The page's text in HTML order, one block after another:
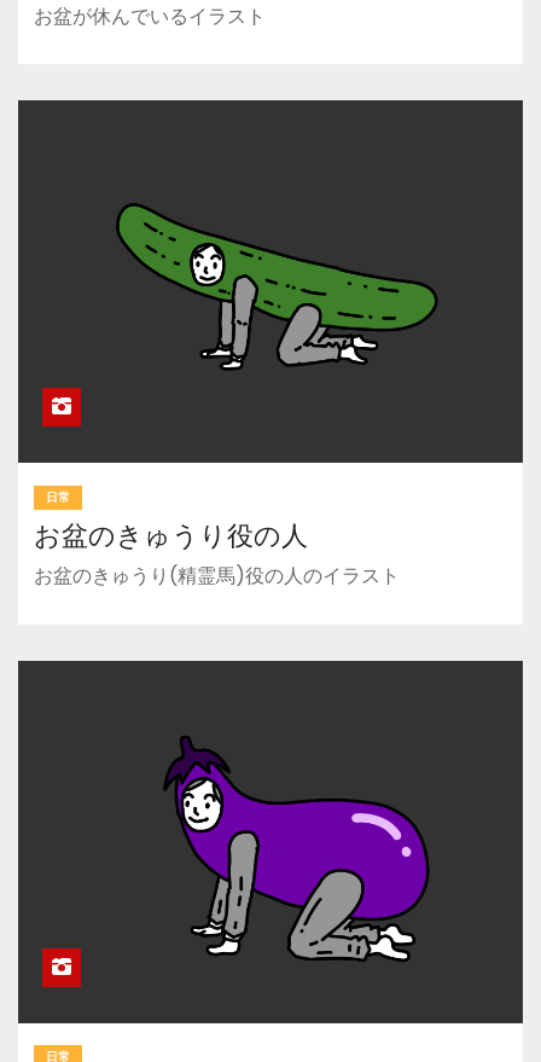
お盆が休んでいるイラスト
日常
お盆のきゅうり役の人
お盆のきゅうり(精霊馬)役の人のイラスト
日常